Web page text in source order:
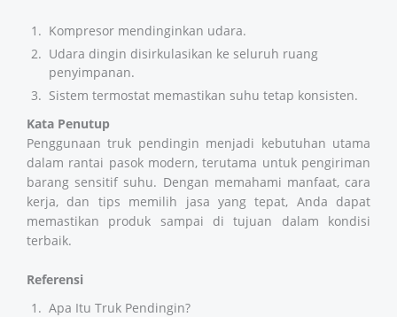
Kompresor mendinginkan udara.
Udara dingin disirkulasikan ke seluruh ruang
penyimpanan.
Sistem termostat memastikan suhu tetap konsisten.
Kata Penutup
Penggunaan truk pendingin menjadi kebutuhan utama
dalam rantai pasok modern, terutama untuk pengiriman
barang sensitif suhu. Dengan memahami manfaat, cara
kerja, dan tips memilih jasa yang tepat, Anda dapat
memastikan produk sampai di tujuan dalam kondisi
terbaik.
Referensi
Apa Itu Truk Pendingin?